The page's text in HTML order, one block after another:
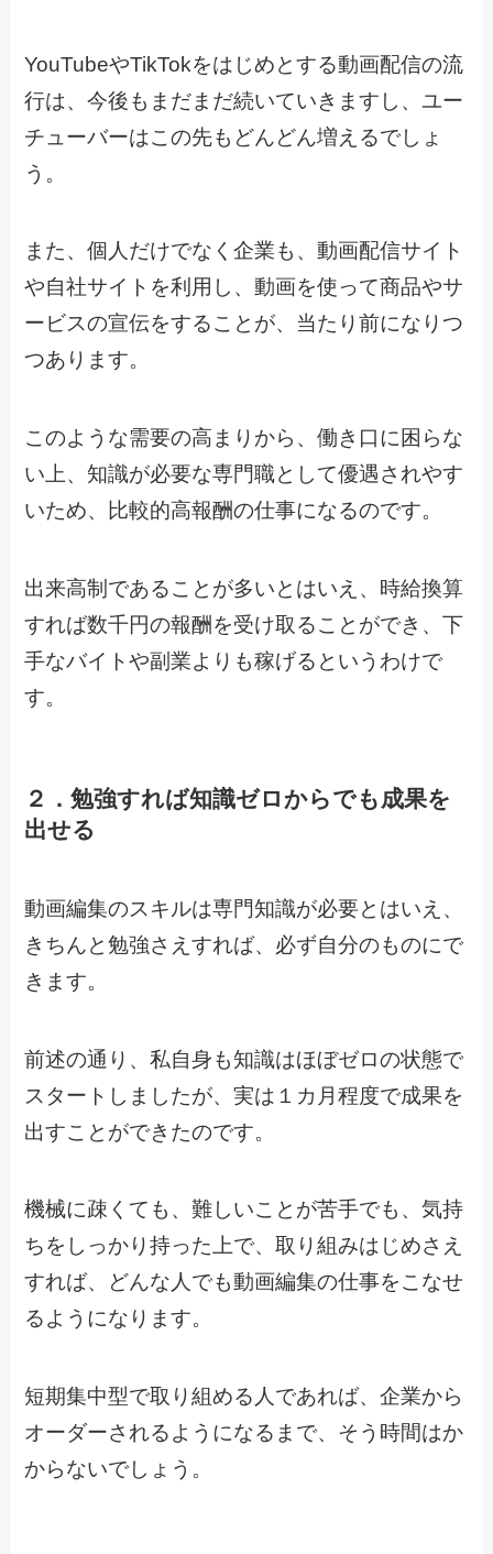
YouTubeやTikTokをはじめとする動画配信の流
行は、今後もまだまだ続いていきますし、ユー
チューバーはこの先もどんどん増えるでしょ
う。
また、個人だけでなく企業も、動画配信サイト
や自社サイトを利用し、動画を使って商品やサ
ービスの宣伝をすることが、当たり前になりつ
つあります。
このような需要の高まりから、働き口に困らな
い上、知識が必要な専門職として優遇されやす
いため、比較的高報酬の仕事になるのです。
出来高制であることが多いとはいえ、時給換算
すれば数千円の報酬を受け取ることができ、下
手なバイトや副業よりも稼げるというわけで
す。
２．勉強すれば知識ゼロからでも成果を
出せる
動画編集のスキルは専門知識が必要とはいえ、
きちんと勉強さえすれば、必ず自分のものにで
きます。
前述の通り、私自身も知識はほぼゼロの状態で
スタートしましたが、実は１カ月程度で成果を
出すことができたのです。
機械に疎くても、難しいことが苦手でも、気持
ちをしっかり持った上で、取り組みはじめさえ
すれば、どんな人でも動画編集の仕事をこなせ
るようになります。
短期集中型で取り組める人であれば、企業から
オーダーされるようになるまで、そう時間はか
からないでしょう。